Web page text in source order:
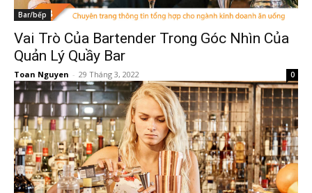
Bar/bếp
Vai Trò Của Bartender Trong Góc Nhìn Của
Quản Lý Quầy Bar
Toan Nguyen - 29 Tháng 3, 2022 0